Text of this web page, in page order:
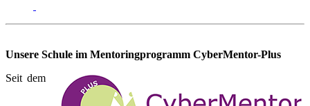
Unsere Schule im Mentoringprogramm CyberMentor-Plus
Seit dem